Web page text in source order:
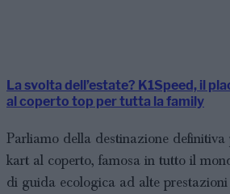
La svolta dell’estate? K1Speed, il
al coperto top per tutta la family
Parliamo della destinazione definitiva
kart al coperto, famosa in tutto il
di guida ecologica ad alte prestazioni